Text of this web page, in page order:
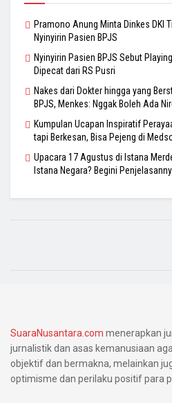
Pramono Anung Minta Dinkes DKI
Nyinyirin Pasien BPJS
Nyinyirin Pasien BPJS Sebut
Dipecat dari RS Pusri
Nakes dari Dokter hingga yang
BPJS, Menkes: Nggak Boleh Ada
Kumpulan Ucapan Inspiratif
tapi Berkesan, Bisa Pejeng di
Upacara 17 Agustus di Istana
Istana Negara? Begini
SuaraNusantara.com menerapkan
jurnalistik dan asas kemanusiaan
objektif dan bermakna, melainkan
optimisme dan perilaku positif para